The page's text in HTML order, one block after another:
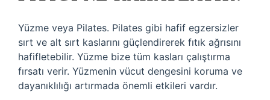
Yüzme veya Pilates. Pilates gibi hafif egzersizler
sırt ve alt sırt kaslarını güçlendirerek fıtık ağrısını
hafifletebilir. Yüzme bize tüm kasları çalıştırma
fırsatı verir. Yüzmenin vücut dengesini koruma ve
dayanıklılığı artırmada önemli etkileri vardır.